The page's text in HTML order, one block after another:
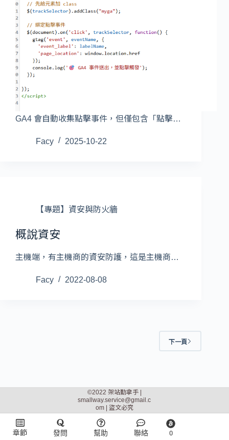
GA4 會自動收集點擊事件，但僅包含「點擊…
Facy 2025-10-22
【專題】資安與防火牆
概說資安
主機端，有主機商的資安防護，這是主機商…
Facy 2022-08-08
下一頁
©2022 架站勤拿手 |
smallway.service@gmail.c
om| 盜文必究
章節 發問 幫助 聯絡 0